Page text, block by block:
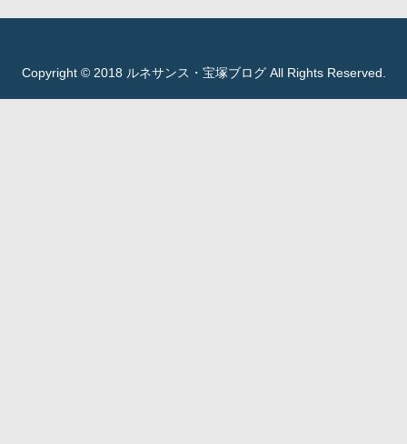
Copyright © 2018 ルネサンス・宝塚ブログ All Rights Reserved.